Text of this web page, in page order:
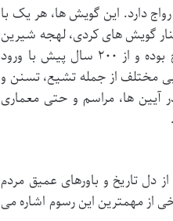
دارد. این گویش ها، هر یک با
گویش های کردی، لهجه شیرین
فارسی کرمانشاهی نیز، که خاص شهر کرمانشاه است، از دیرباز در میان مردم شهر رایج بوده و از ۲۰۰ سال پیش با ورود
مختلف از جمله تشیع، تسنن و
آیین ها، مراسم و حتی معماری
دل تاریخ و باورهای عمیق مردم
از مهمترین این رسوم اشاره می